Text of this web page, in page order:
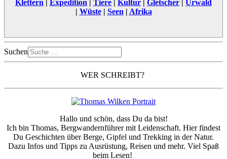
Klettern Expedition Tiere Kultur Gletscher
Urwald
| Wüste| Seen | Afrika
Suchen
WER SCHREIBT?
Hallo und schön, dass Du da bist!
Ich bin Thomas, Bergwandernführer mit Leidenschaft. Hier findest
Du Geschichten über Berge, Gipfel und Trekking in der Natur.
Dazu Infos und Tipps zu Ausrüstung, Reisen und mehr. Viel Spaß
beim Lesen!